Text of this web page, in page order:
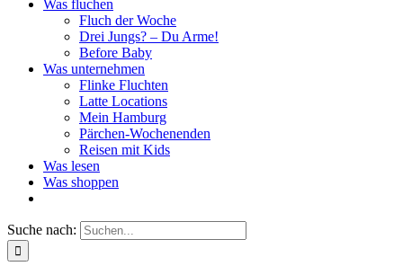
Was fluchen
Fluch der Woche
Drei Jungs? – Du Arme!
Before Baby
Was unternehmen
Flinke Fluchten
Latte Locations
Mein Hamburg
Pärchen-Wochenenden
Reisen mit Kids
Was lesen
Was shoppen
Suche nach: